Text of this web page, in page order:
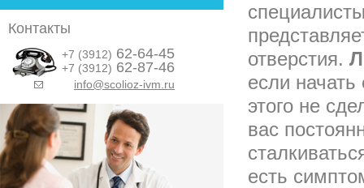
Контакты
+7 (3912) 62-64-45
+7 (3912) 62-87-46
info@scolioz-ivm.ru
отверстия.
если
этого не
вас
есть